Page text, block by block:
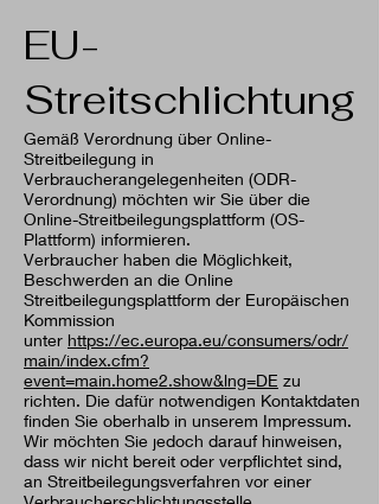
EU-
Streitschlichtung
Gemäß Verordnung über Online-
Streitbeilegung in
Verbraucherangelegenheiten (ODR-
Verordnung) möchten wir Sie über die
Online-Streitbeilegungsplattform (OS-
Plattform) informieren.
Verbraucher haben die Möglichkeit,
Beschwerden an die Online
Streitbeilegungsplattform der Europäischen
Kommission
unter https://ec.europa.eu/consumers/odr/
main/index.cfm?
event=main.home2.show&lng=DE zu
richten. Die dafür notwendigen Kontaktdaten
finden Sie oberhalb in unserem Impressum.
Wir möchten Sie jedoch darauf hinweisen,
dass wir nicht bereit oder verpflichtet sind,
an Streitbeilegungsverfahren vor einer